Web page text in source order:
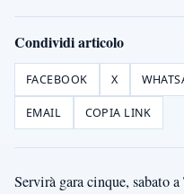
Condividi articolo
FACEBOOK X
EMAIL COPIA LINK
Servirà gara cinque, sabato